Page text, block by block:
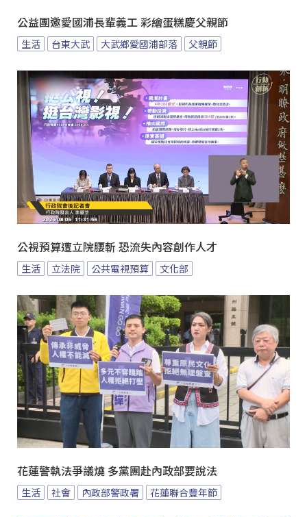
公益團邀愛國浦長輩義工 彩繪蛋糕慶父親節
生活 台東大武 大武鄉愛國浦部落 父親節
公視預算遭立院腰斬 恐流失內容創作人才
生活 立法院 公共電視預算 文化部
花蓮警執法爭議燒 多黨團赴內政部要說法
生活 社會 內政部警政署 花蓮聯合豐年節